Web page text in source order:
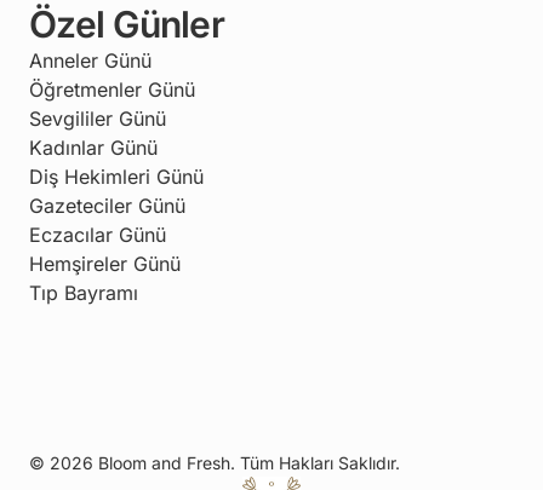
Özel Günler
Anneler Günü
Öğretmenler Günü
Sevgililer Günü
Kadınlar Günü
Diş Hekimleri Günü
Gazeteciler Günü
Eczacılar Günü
Hemşireler Günü
Tıp Bayramı
© 2026 Bloom and Fresh. Tüm Hakları Saklıdır.